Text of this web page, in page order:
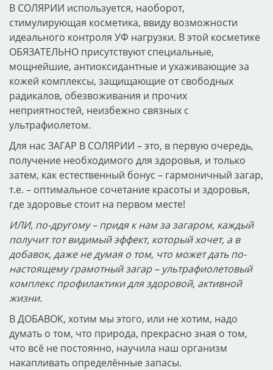
В СОЛЯРИИ используется, наоборот,
стимулирующая косметика, ввиду возможности
идеального контроля УФ нагрузки. В этой косметике
ОБЯЗАТЕЛЬНО присутствуют специальные,
мощнейшие, антиоксидантные и ухаживающие за
кожей комплексы, защищающие от свободных
радикалов, обезвоживания и прочих
неприятностей, неизбежно связных с
ультрафиолетом.
Для нас ЗАГАР В СОЛЯРИИ – это, в первую очередь,
получение необходимого для здоровья, и только
затем, как естественный бонус – гармоничный загар,
т.е. – оптимальное сочетание красоты и здоровья,
где здоровье стоит на первом месте!
ИЛИ, по-другому – придя к нам за загаром, каждый
получит тот видимый эффект, который хочет, а в
добавок, даже не думая о том, что может дать по-
настоящему грамотный загар – ультрафиолетовый
комплекс профилактики для здоровой, активной
жизни.
В ДОБАВОК, хотим мы этого, или не хотим, надо
думать о том, что природа, прекрасно зная о том,
что всё не постоянно, научила наш организм
накапливать определённые запасы.